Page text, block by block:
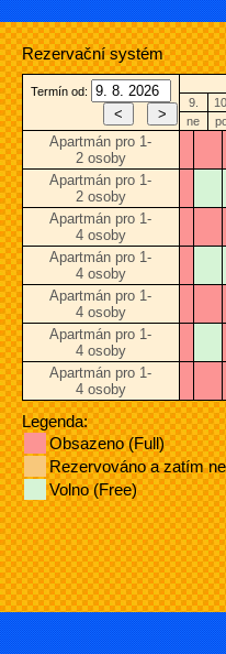
Rezervační systém
Termín od:
9.
10.
ne
Apartmán pro 1-
2 osoby
Apartmán pro 1-
2 osoby
Apartmán pro 1-
4 osoby
Apartmán pro 1-
4 osoby
Apartmán pro 1-
4 osoby
Apartmán pro 1-
4 osoby
Apartmán pro 1-
4 osoby
Legenda:
Obsazeno (Full)
Rezervováno a zatím
Volno (Free)